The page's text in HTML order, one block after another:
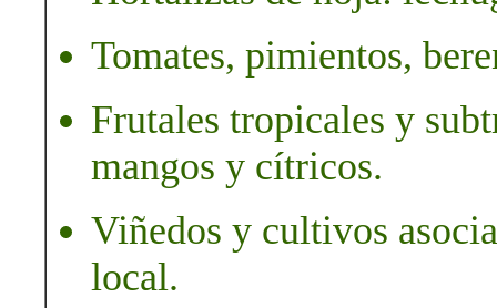
Tomates, pimientos,
Frutales tropicales y
mangos y cítricos.
Viñedos y cultivos
local.